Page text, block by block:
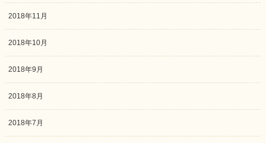
2018年11月
2018年10月
2018年9月
2018年8月
2018年7月